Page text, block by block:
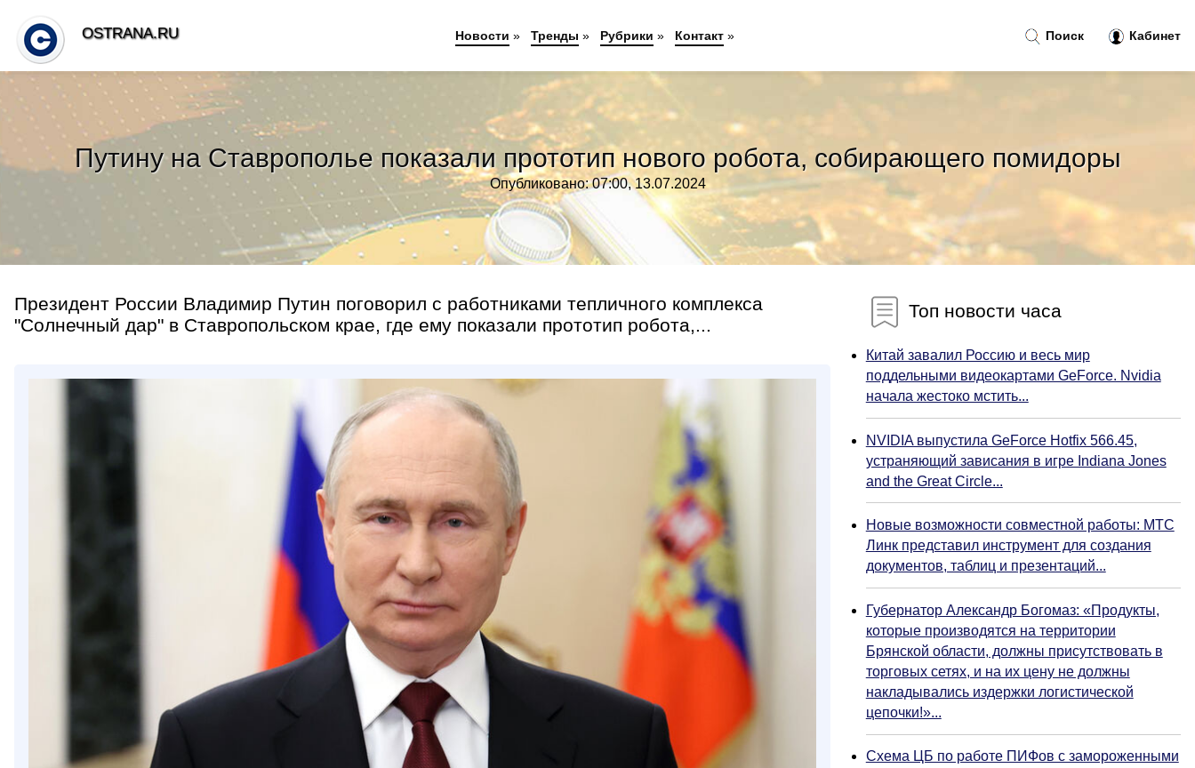
Путину на Ставрополье показали прототип нового робота, собирающего помидоры
Опубликовано: 07:00, 13.07.2024
Президент России Владимир Путин поговорил с работниками тепличного комплекса
"Солнечный дар" в Ставропольском крае, где ему показали прототип робота,...
Топ новости часа
Китай завалил Россию и весь мир
поддельными видеокартами GeForce. Nvidia
начала жестоко мстить...
NVIDIA выпустила GeForce Hotfix 566.45,
устраняющий зависания в игре Indiana Jones
and the Great Circle...
Новые возможности совместной работы: МТС
Линк представил инструмент для создания
документов, таблиц и презентаций...
Губернатор Александр Богомаз: «Продукты,
которые производятся на территории
Брянской области, должны присутствовать в
торговых сетях, и на их цену не должны
накладывались издержки логистической
цепочки!»...
Схема ЦБ по работе ПИФов с замороженными
Поиск Кабинет
OSTRANA.RU Новости » Тренды » Рубрики » Контакт»